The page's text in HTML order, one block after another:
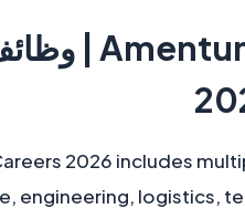
2026 includes
engineering, logistics,